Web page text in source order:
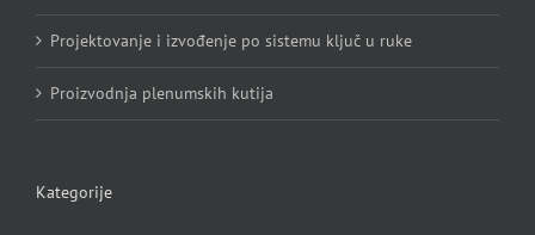
Projektovanje i izvođenje po sistemu ključ u ruke
Proizvodnja plenumskih kutija
Kategorije